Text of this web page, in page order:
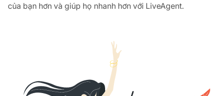
của bạn hơn và giúp họ nhanh hơn với LiveAgent.